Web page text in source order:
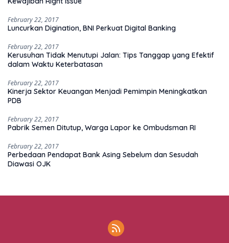
February 22, 2017
Luncurkan Digination, BNI Perkuat Digital Banking
February 22, 2017
Kerusuhan Tidak Menutupi Jalan: Tips Tanggap yang Efektif
dalam Waktu Keterbatasan
February 22, 2017
Kinerja Sektor Keuangan Menjadi Pemimpin Meningkatkan
PDB
February 22, 2017
Pabrik Semen Ditutup, Warga Lapor ke Ombudsman RI
February 22, 2017
Perbedaan Pendapat Bank Asing Sebelum dan Sesudah
Diawasi OJK